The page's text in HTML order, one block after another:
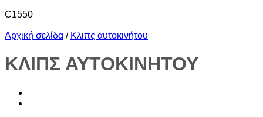
C1550
Αρχική σελίδα / Κλιπς αυτοκινήτου
ΚΛΙΠΣ ΑΥΤΟΚΙΝΗΤΟΥ